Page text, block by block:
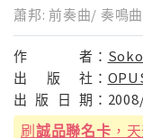
蕭邦: 前奏曲/ 奏鳴
作 者：
出
版 社：
出 版 日 期：
刷誠品聯名卡 ，